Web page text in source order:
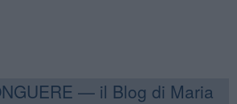
— il Blog di Maria